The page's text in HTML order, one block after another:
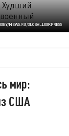
NEWS.RU/GLOBALLOOKPRESS
мир:
США